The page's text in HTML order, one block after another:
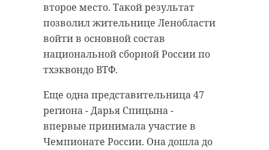
второе место. Такой результат
позволил жительнице Ленобласти
войти в основной состав
национальной сборной России по
тхэквондо ВТФ.
Еще одна представительница 47
региона - Дарья Спицына -
впервые принимала участие в
Чемпионате России. Она дошла до
Фото: Ринат Газизуллин. Восход луны
28 сентября, время 19:15 - 19:19
Фото: Катя
Ринат Газизуллин,
@Kupchino_Vlad22